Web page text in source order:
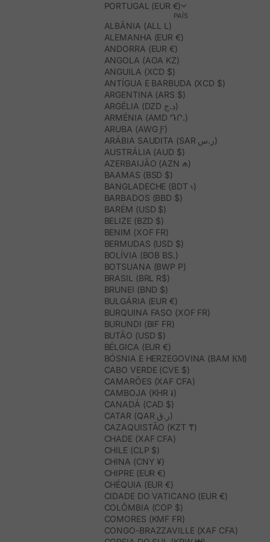
PORTUGAL (EUR €)
PAÍS
ALBÂNIA (ALL L)
ALEMANHA (EUR €)
ANDORRA (EUR €)
ANGOLA (AOA KZ)
ANGUILA (XCD $)
ANTÍGUA E BARBUDA (XCD $)
ARGENTINA (ARS $)
ARGÉLIA (DZD د.ج)
ARMÉNIA (AMD ԴՐ.)
ARUBA (AWG Ƒ)
ARÁBIA SAUDITA (SAR ر.س)
AUSTRÁLIA (AUD $)
AZERBAIJÃO (AZN ₼)
BAAMAS (BSD $)
BANGLADECHE (BDT ৳)
BARBADOS (BBD $)
BARÉM (USD $)
BELIZE (BZD $)
BENIM (XOF FR)
BERMUDAS (USD $)
BOLÍVIA (BOB BS.)
BOTSUANA (BWP P)
BRASIL (BRL R$)
BRUNEI (BND $)
BULGÁRIA (EUR €)
BURQUINA FASO (XOF FR)
BURUNDI (BIF FR)
BUTÃO (USD $)
BÉLGICA (EUR €)
BÓSNIA E HERZEGOVINA (BAM КМ)
CABO VERDE (CVE $)
CAMARÕES (XAF CFA)
CAMBOJA (KHR ៛)
CANADÁ (CAD $)
CATAR (QAR ر.ق)
CAZAQUISTÃO (KZT ₸)
CHADE (XAF CFA)
CHILE (CLP $)
CHINA (CNY ¥)
CHIPRE (EUR €)
CHÉQUIA (EUR €)
CIDADE DO VATICANO (EUR €)
COLÔMBIA (COP $)
COMORES (KMF FR)
CONGO-BRAZZAVILLE (XAF CFA)